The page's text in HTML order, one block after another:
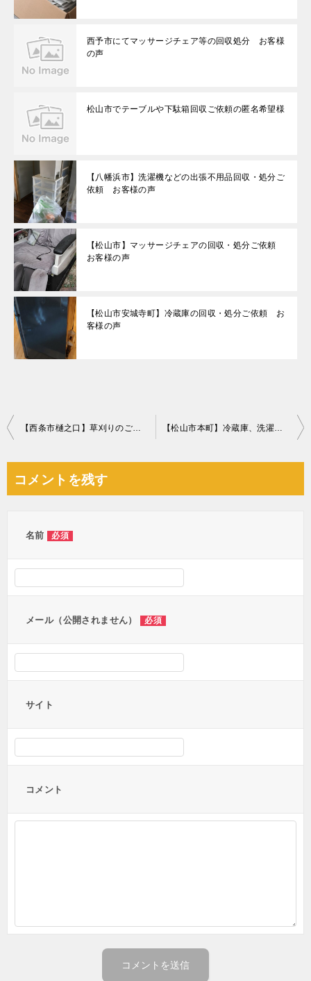
西予市にてマッサージチェア等の回収処分 お客様
の声
松山市でテーブルや下駄箱回収ご依頼の匿名希望様
【八幡浜市】洗濯機などの出張不用品回収・処分ご
依頼 お客様の声
【松山市】マッサージチェアの回収・処分ご依頼
お客様の声
【松山市安城寺町】冷蔵庫の回収・処分ご依頼 お
客様の声
投
ビ
【西条市樋之口】草刈りのご依頼☆迅速な対応にご満足いただけました 【松山市本町】冷蔵庫、洗濯機、電子レンジの回収・処分 お客様の声
コメントを残す
名前 必須
メール（公開されません） 必須
サイト
コメント